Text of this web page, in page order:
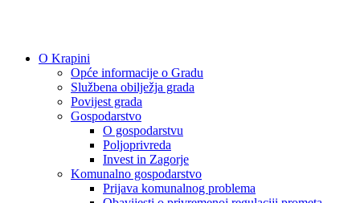
O Krapini
Opće informacije o Gradu
Službena obilježja grada
Povijest grada
Gospodarstvo
O gospodarstvu
Poljoprivreda
Invest in Zagorje
Komunalno gospodarstvo
Prijava komunalnog problema